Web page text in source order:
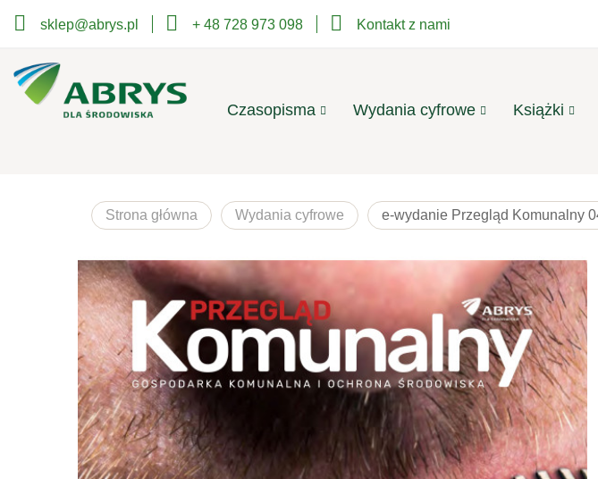
sklep@abrys.pl + 48 728 973 098 Kontakt z nami
Czasopisma Wydania cyfrowe Książki
Strona główna Wydania cyfrowe e-wydanie Przegląd Komunalny